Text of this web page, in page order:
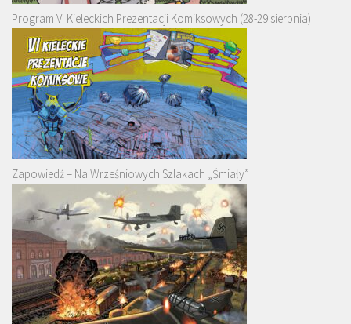
Program VI Kieleckich Prezentacji Komiksowych (28-29 sierpnia)
Zapowiedź – Na Wrześniowych Szlakach „Śmiały”